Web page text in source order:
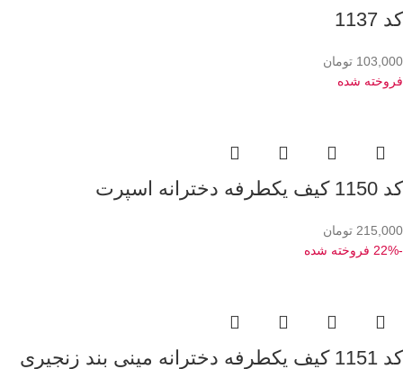
کد 1137
103,000 تومان
فروخته شده
کد 1150 کیف یکطرفه دخترانه اسپرت
215,000 تومان
-22%
فروخته شده
کد 1151 کیف یکطرفه دخترانه مینی بند زنجیری